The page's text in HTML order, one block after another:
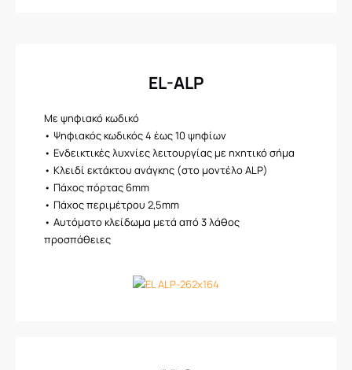
EL-ALP
Mε ψηφιακό κωδικό
• Ψηφιακός κωδικός 4 έως 10 ψηφίων
• Ενδεικτικές λυχνίες λειτουργίας με ηχητικό σήμα
• Κλειδί εκτάκτου ανάγκης (στο μοντέλο ALP)
• Πάχος πόρτας 6mm
• Πάχος περιμέτρου 2,5mm
• Αυτόματο κλείδωμα μετά από 3 λάθος
προσπάθειες​